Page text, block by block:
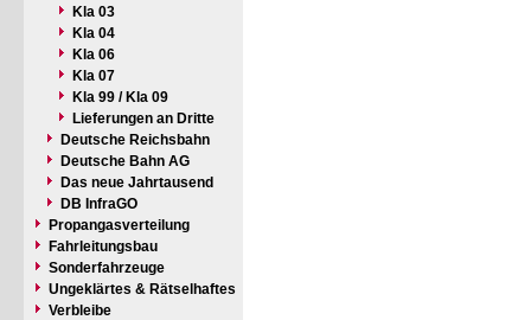
Kla 03
Kla 04
Kla 06
Kla 07
Kla 99 / Kla 09
Lieferungen an Dritte
Deutsche Reichsbahn
Deutsche Bahn AG
Das neue Jahrtausend
DB InfraGO
Propangasverteilung
Fahrleitungsbau
Sonderfahrzeuge
Ungeklärtes & Rätselhaftes
Verbleibe